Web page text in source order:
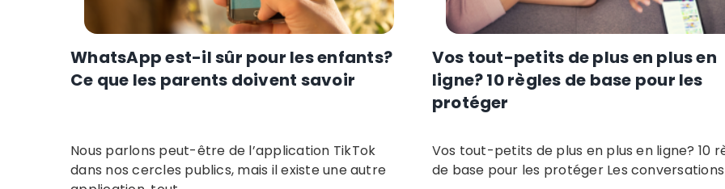
WhatsApp est-il sûr pour les enfants?
Ce que les parents doivent savoir
Nous parlons peut-être de l’application TikTok
dans nos cercles publics, mais il existe une autre
Vos tout-petits de plus en plus en
ligne? 10 règles de base pour les
protéger
Vos tout-petits de plus en plus en ligne? 10
de base pour les protéger Les conversations